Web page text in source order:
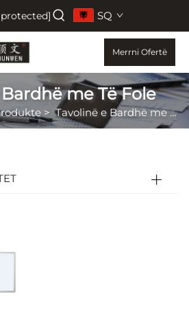
SQ
Merrni Ofertë
me Të Fole
>Tavolinë e Bardhë me Të Fole